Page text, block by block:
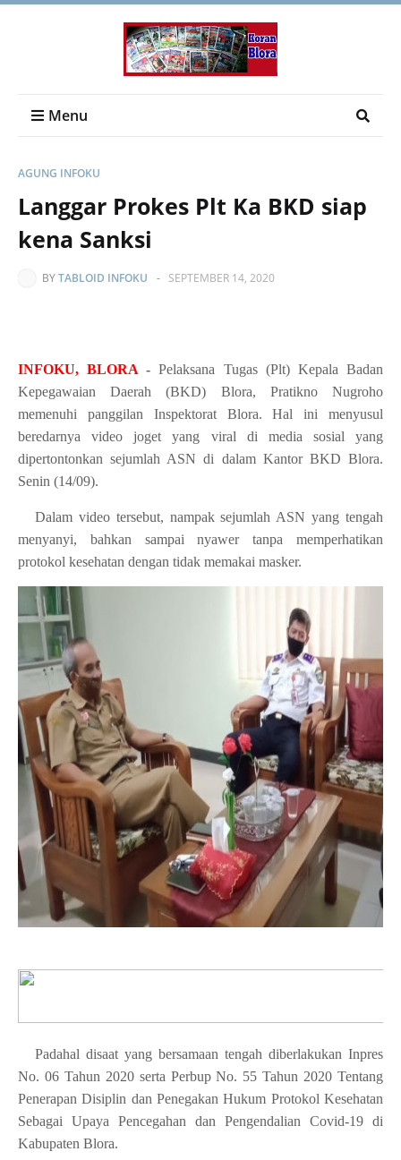
Menu
AGUNG INFOKU
Langgar Prokes Plt Ka BKD siap
kena Sanksi
BYTABLOID INFOKU - SEPTEMBER 14, 2020
INFOKU, BLORA - Pelaksana Tugas (Plt) Kepala Badan
Kepegawaian Daerah (BKD) Blora, Pratikno Nugroho
memenuhi panggilan Inspektorat Blora. Hal ini menyusul
beredarnya video joget yang viral di media sosial yang
dipertontonkan sejumlah ASN di dalam Kantor BKD Blora.
Senin (14/09).
Dalam video tersebut, nampak sejumlah ASN yang tengah
menyanyi, bahkan sampai nyawer tanpa memperhatikan
protokol kesehatan dengan tidak memakai masker.
Padahal disaat yang bersamaan tengah diberlakukan Inpres
No. 06 Tahun 2020 serta Perbup No. 55 Tahun 2020 Tentang
Penerapan Disiplin dan Penegakan Hukum Protokol Kesehatan
Sebagai Upaya Pencegahan dan Pengendalian Covid-19 di
Kabupaten Blora.